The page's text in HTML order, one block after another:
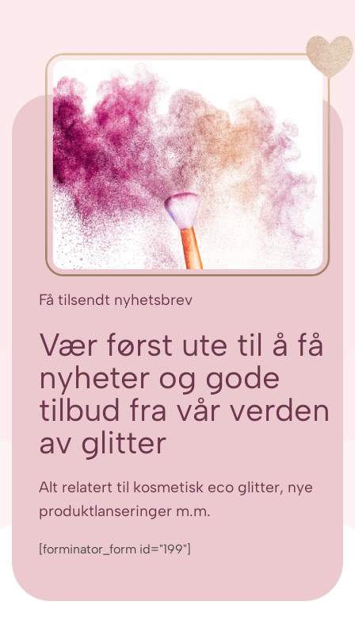
Få tilsendt nyhetsbrev
Vær først ute til å få
nyheter og gode
tilbud fra vår verden
av glitter
Alt relatert til kosmetisk eco glitter, nye
produktlanseringer m.m.
[forminator_form id="199"]